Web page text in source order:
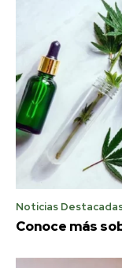
Noticias
Conoce más